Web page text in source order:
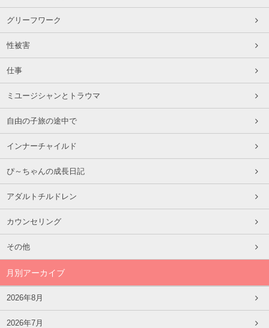
グリーフワーク
性被害
仕事
ミユージシャンとトラウマ
自由の子旅の途中で
インナーチャイルド
ぴ～ちゃんの成長日記
アダルトチルドレン
カウンセリング
その他
月別アーカイブ
2026年8月
2026年7月